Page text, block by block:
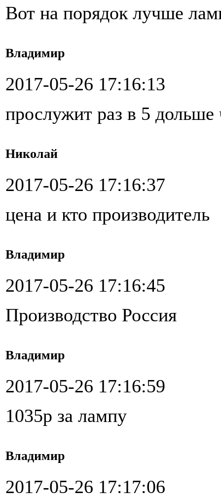
Вот на порядок лучше
Владимир
2017-05-26 17:16:13
прослужит раз в 5 дольше
Николай
2017-05-26 17:16:37
цена и кто производитель
Владимир
2017-05-26 17:16:45
Производство Россия
Владимир
2017-05-26 17:16:59
1035р за лампу
Владимир
2017-05-26 17:17:06